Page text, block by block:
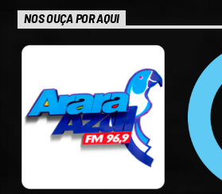
NOS OUÇA POR AQUI